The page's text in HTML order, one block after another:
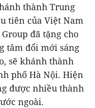
thành Trung
tiên của Việt Nam
đã tặng cho
tâm đổi mới sáng
sẽ khánh thành
phố Hà Nội. Hiện
được nhiều thành
ngoài.